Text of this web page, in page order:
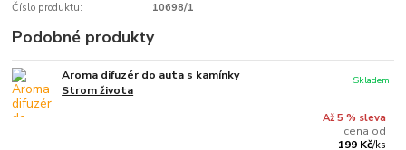
Číslo produktu: 10698/1
Podobné produkty
Aroma difuzér do auta s kamínky
Strom života
Až 5 % sleva
cena od
199 Kč/ks
Skladem